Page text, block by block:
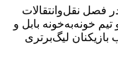
فصل نقل‌وانتقالات
خونه‌به‌خونه بابل و
لیگ‌برتری